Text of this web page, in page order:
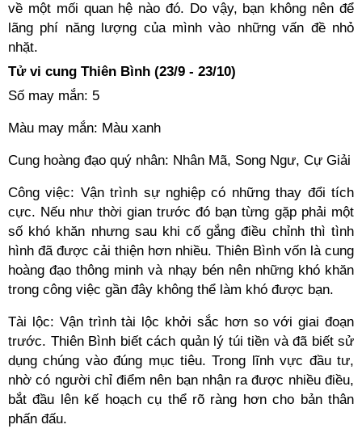
về một mối quan hệ nào đó. Do vậy, bạn không nên để
lãng phí năng lượng của mình vào những vấn đề nhỏ
nhặt.
Tử vi cung Thiên Bình (23/9 - 23/10)
Số may mắn: 5
Màu may mắn: Màu xanh
Cung hoàng đạo quý nhân: Nhân Mã, Song Ngư, Cự Giải
Công việc: Vận trình sự nghiệp có những thay đổi tích
cực. Nếu như thời gian trước đó bạn từng gặp phải một
số khó khăn nhưng sau khi cố gắng điều chỉnh thì tình
hình đã được cải thiện hơn nhiều. Thiên Bình vốn là cung
hoàng đạo thông minh và nhạy bén nên những khó khăn
trong công việc gần đây không thể làm khó được bạn.
Tài lộc: Vận trình tài lộc khởi sắc hơn so với giai đoạn
trước. Thiên Bình biết cách quản lý túi tiền và đã biết sử
dụng chúng vào đúng mục tiêu. Trong lĩnh vực đầu tư,
nhờ có người chỉ điểm nên bạn nhận ra được nhiều điều,
bắt đầu lên kế hoạch cụ thể rõ ràng hơn cho bản thân
phấn đấu.